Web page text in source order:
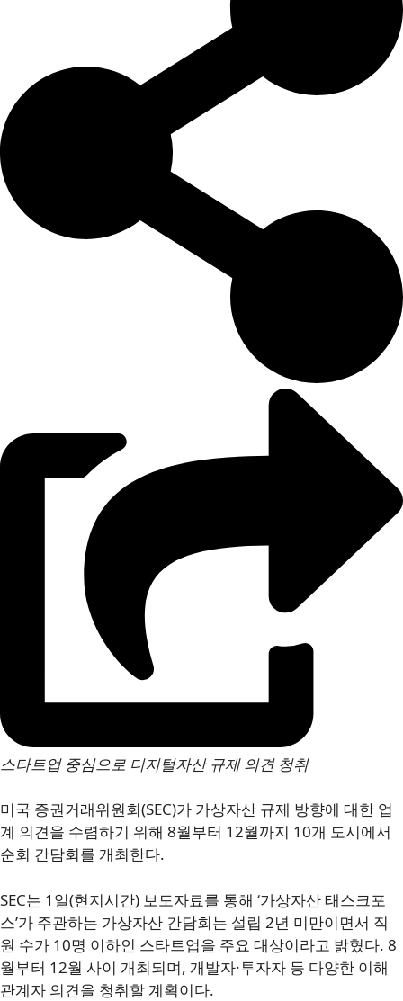
스타트업 중심으로 디지털자산 규제 의견 청취
미국 증권거래위원회(SEC)가 가상자산 규제 방향에 대한 업
계 의견을 수렴하기 위해 8월부터 12월까지 10개 도시에서
순회 간담회를 개최한다.
SEC는 1일(현지시간) 보도자료를 통해 ‘가상자산 태스크포
스’가 주관하는 가상자산 간담회는 설립 2년 미만이면서 직
원 수가 10명 이하인 스타트업을 주요 대상이라고 밝혔다. 8
월부터 12월 사이 개최되며, 개발자·투자자 등 다양한 이해
관계자 의견을 청취할 계획이다.